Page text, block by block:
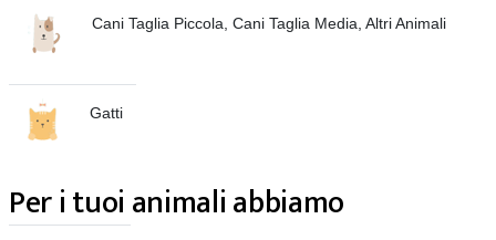
Cani Taglia Piccola, Cani Taglia Media, Altri Animali
Gatti
Per i tuoi animali abbiamo